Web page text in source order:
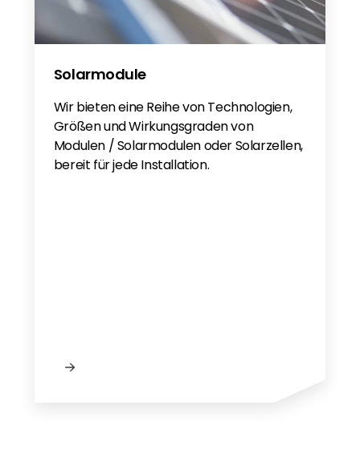
Solarmodule
Wir bieten eine Reihe von Technologien,
Größen und Wirkungsgraden von
Modulen / Solarmodulen oder Solarzellen,
bereit für jede Installation.